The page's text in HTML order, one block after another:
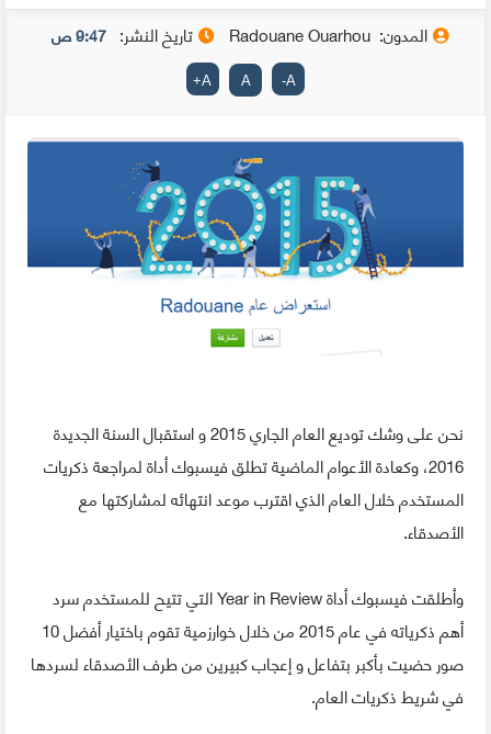
المدون: Radouane Ouarhou تاريخ النشر: 9:47 ص
A
-
A
A
+
نحن على وشك توديع العام الجاري 2015 و استقبال السنة الجديدة
2016، وكعادة الأعوام الماضية تطلق فيسبوك أداة لمراجعة ذكريات
المستخدم خلال العام الذي اقترب موعد انتهائه لمشاركتها مع
الأصدقاء.
وأطلقت فيسبوك أداة Year in Review التي تتيح للمستخدم سرد
أهم ذكرياته في عام 2015 من خلال خوارزمية تقوم باختيار أفضل 10
صور حضيت بأكبر بتفاعل و إعجاب كبيرين من طرف الأصدقاء لسردها
في شريط ذكريات العام.